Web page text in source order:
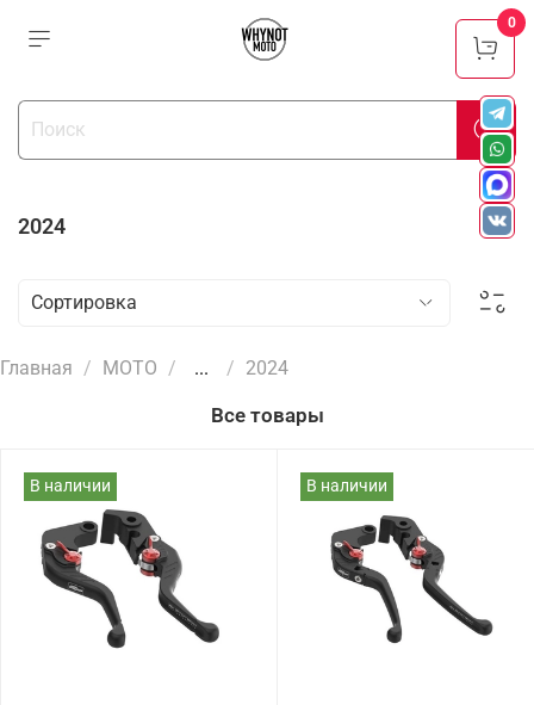
2024
Главная МОТО ... 2024
Все товары
В наличии В наличии
0